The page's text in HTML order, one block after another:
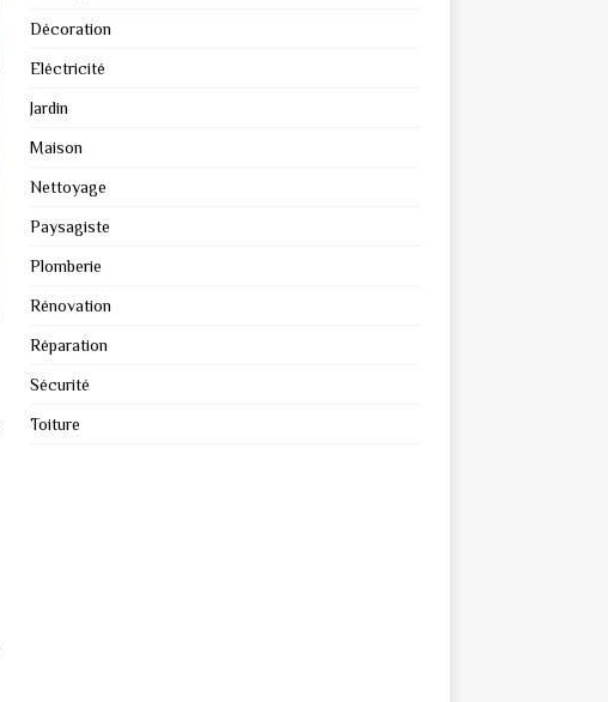
Décoration
Eléctricité
Jardin
Maison
Nettoyage
Paysagiste
Plomberie
Rénovation
Réparation
Sécurité
Toiture